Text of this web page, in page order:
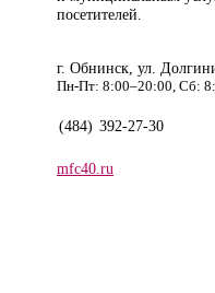
посетителей.
г. Обнинск, ул.
Пн-Пт: 8:00–20:00, Сб:
(484) 392-27-30
mfc40.ru